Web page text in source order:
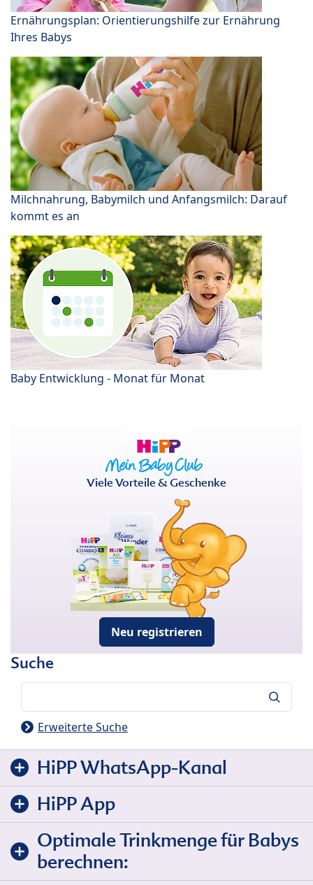
Ernährungsplan: Orientierungshilfe zur Ernährung
Ihres Babys
Milchnahrung, Babymilch und Anfangsmilch: Darauf
kommt es an
Baby Entwicklung - Monat für Monat
Viele Vorteile & Geschenke
Neu registrieren
Suche
Erweiterte Suche
HiPP WhatsApp-Kanal
HiPP App
Optimale Trinkmenge für Babys
berechnen: